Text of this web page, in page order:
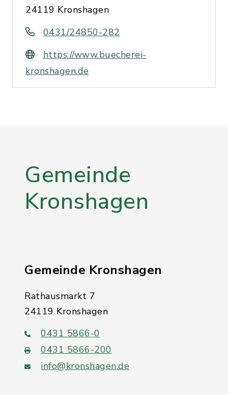
24119 Kronshagen
0431/24850-282
https://www.buecherei-
kronshagen.de
Gemeinde
Kronshagen
Gemeinde Kronshagen
Rathausmarkt 7
24119 Kronshagen
0431 5866-0
0431 5866-200
info@kronshagen.de